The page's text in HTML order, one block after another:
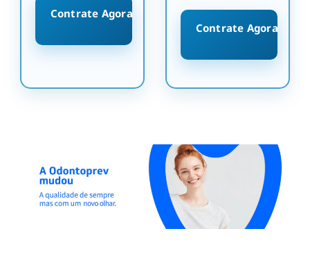
Contrate Agora
Contrate Agora